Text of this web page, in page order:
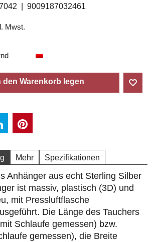
9009187032461
Mwst.
den Warenkorb legen
Mehr Spezifikationen
Anhänger aus echt Sterling Silber
ist massiv, plastisch (3D) und
mit Pressluftflasche
Die Länge des Tauchers
Schlaufe gemessen) bzw.
gemessen), die Breite